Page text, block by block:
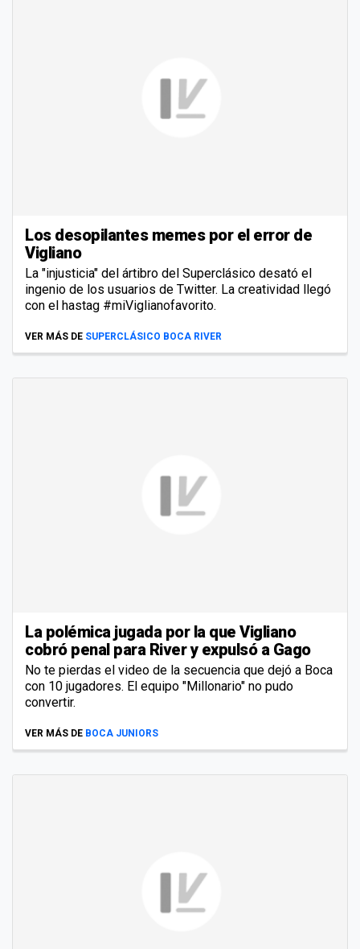
Los desopilantes memes por el error de
Vigliano
La "injusticia" del ártibro del Superclásico desató el
ingenio de los usuarios de Twitter. La creatividad llegó
con el hastag #miViglianofavorito.
VER MÁS DE SUPERCLÁSICO BOCA RIVER
La polémica jugada por la que Vigliano
cobró penal para River y expulsó a Gago
No te pierdas el video de la secuencia que dejó a Boca
con 10 jugadores. El equipo "Millonario" no pudo
convertir.
VER MÁS DE BOCA JUNIORS